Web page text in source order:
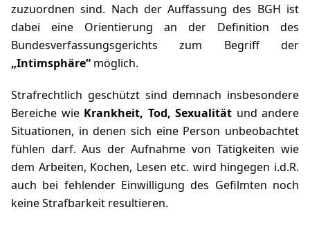
zuzuordnen sind. Nach der Auffassung des BGH ist
dabei eine Orientierung an der Definition des
Bundesverfassungsgerichts zum Begriff der
„Intimsphäre“ möglich.
Strafrechtlich geschützt sind demnach insbesondere
Bereiche wie Krankheit, Tod, Sexualität und andere
Situationen, in denen sich eine Person unbeobachtet
fühlen darf. Aus der Aufnahme von Tätigkeiten wie
dem Arbeiten, Kochen, Lesen etc. wird hingegen i.d.R.
auch bei fehlender Einwilligung des Gefilmten noch
keine Strafbarkeit resultieren.